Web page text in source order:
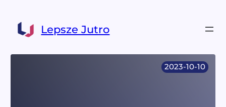
treści
Lepsze Jutro
2023-10-10